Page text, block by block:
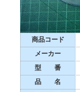
商品コード
メーカー
型 番
品 名